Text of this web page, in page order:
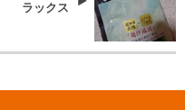
ラックス